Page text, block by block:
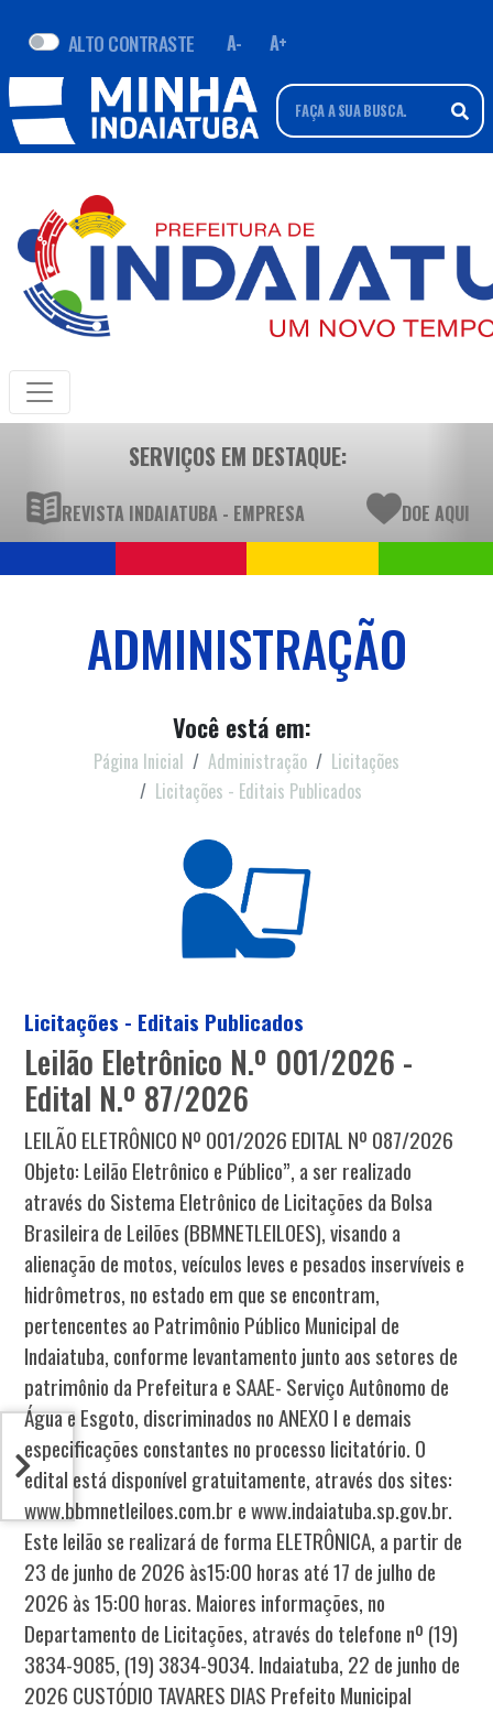
ALTO CONTRASTE A- A+
SERVIÇOS EM DESTAQUE:
REVISTA INDAIATUBA - EMPRESA DOE AQUI
ADMINISTRAÇÃO
Você está em:
Página Inicial Administração
Licitações
Licitações - Editais Publicados
Licitações - Editais Publicados
Leilão Eletrônico N.º 001/2026 -
Edital N.º 87/2026
LEILÃO ELETRÔNICO Nº 001/2026 EDITAL Nº 087/2026
Objeto: Leilão Eletrônico e Público”, a ser realizado
através do Sistema Eletrônico de Licitações da Bolsa
Brasileira de Leilões (BBMNETLEILOES), visando a
alienação de motos, veículos leves e pesados inservíveis e
hidrômetros, no estado em que se encontram,
pertencentes ao Patrimônio Público Municipal de
Indaiatuba, conforme levantamento junto aos setores de
patrimônio da Prefeitura e SAAE- Serviço Autônomo de
Água e Esgoto, discriminados no ANEXO I e demais
especificações constantes no processo licitatório. O
edital está disponível gratuitamente, através dos sites:
www.bbmnetleiloes.com.br e www.indaiatuba.sp.gov.br.
Este leilão se realizará de forma ELETRÔNICA, a partir de
23 de junho de 2026 às15:00 horas até 17 de julho de
2026 às 15:00 horas. Maiores informações, no
Departamento de Licitações, através do telefone nº (19)
3834-9085, (19) 3834-9034. Indaiatuba, 22 de junho de
2026 CUSTÓDIO TAVARES DIAS Prefeito Municipal